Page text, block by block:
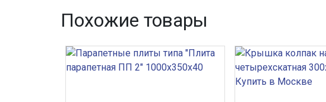
Похожие товары